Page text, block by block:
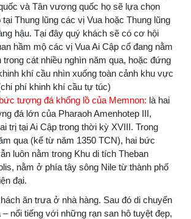
và Tân vương quốc họ sẽ lựa chọn
tại Thung lũng các vị Vua hoặc Thung lũng
hậu. Tại đây quý khách sẽ có cơ hội
hầm mộ các vị Vua Ai Cập cổ đang nằm
trong cát nhiều nghìn năm qua, hoặc đứng
khí cầu nhìn xuống toàn cảnh khu vực
phí khinh khí cầu tự túc)
tượng đá khổng lồ của Memnon: là hai
đá lớn của Pharaoh Amenhotep III,
trị tại Ai Cập trong thời kỳ XVIII. Trong
qua (kể từ năm 1350 TCN), hai bức
luôn nằm trong Khu di tích Theban
nằm ở phía tây sông Nile từ thành phố
đại.
ăn trưa ở nhà hàng. Sau đó di chuyển
– nổi tiếng với những rạn san hô tuyệt đẹp,